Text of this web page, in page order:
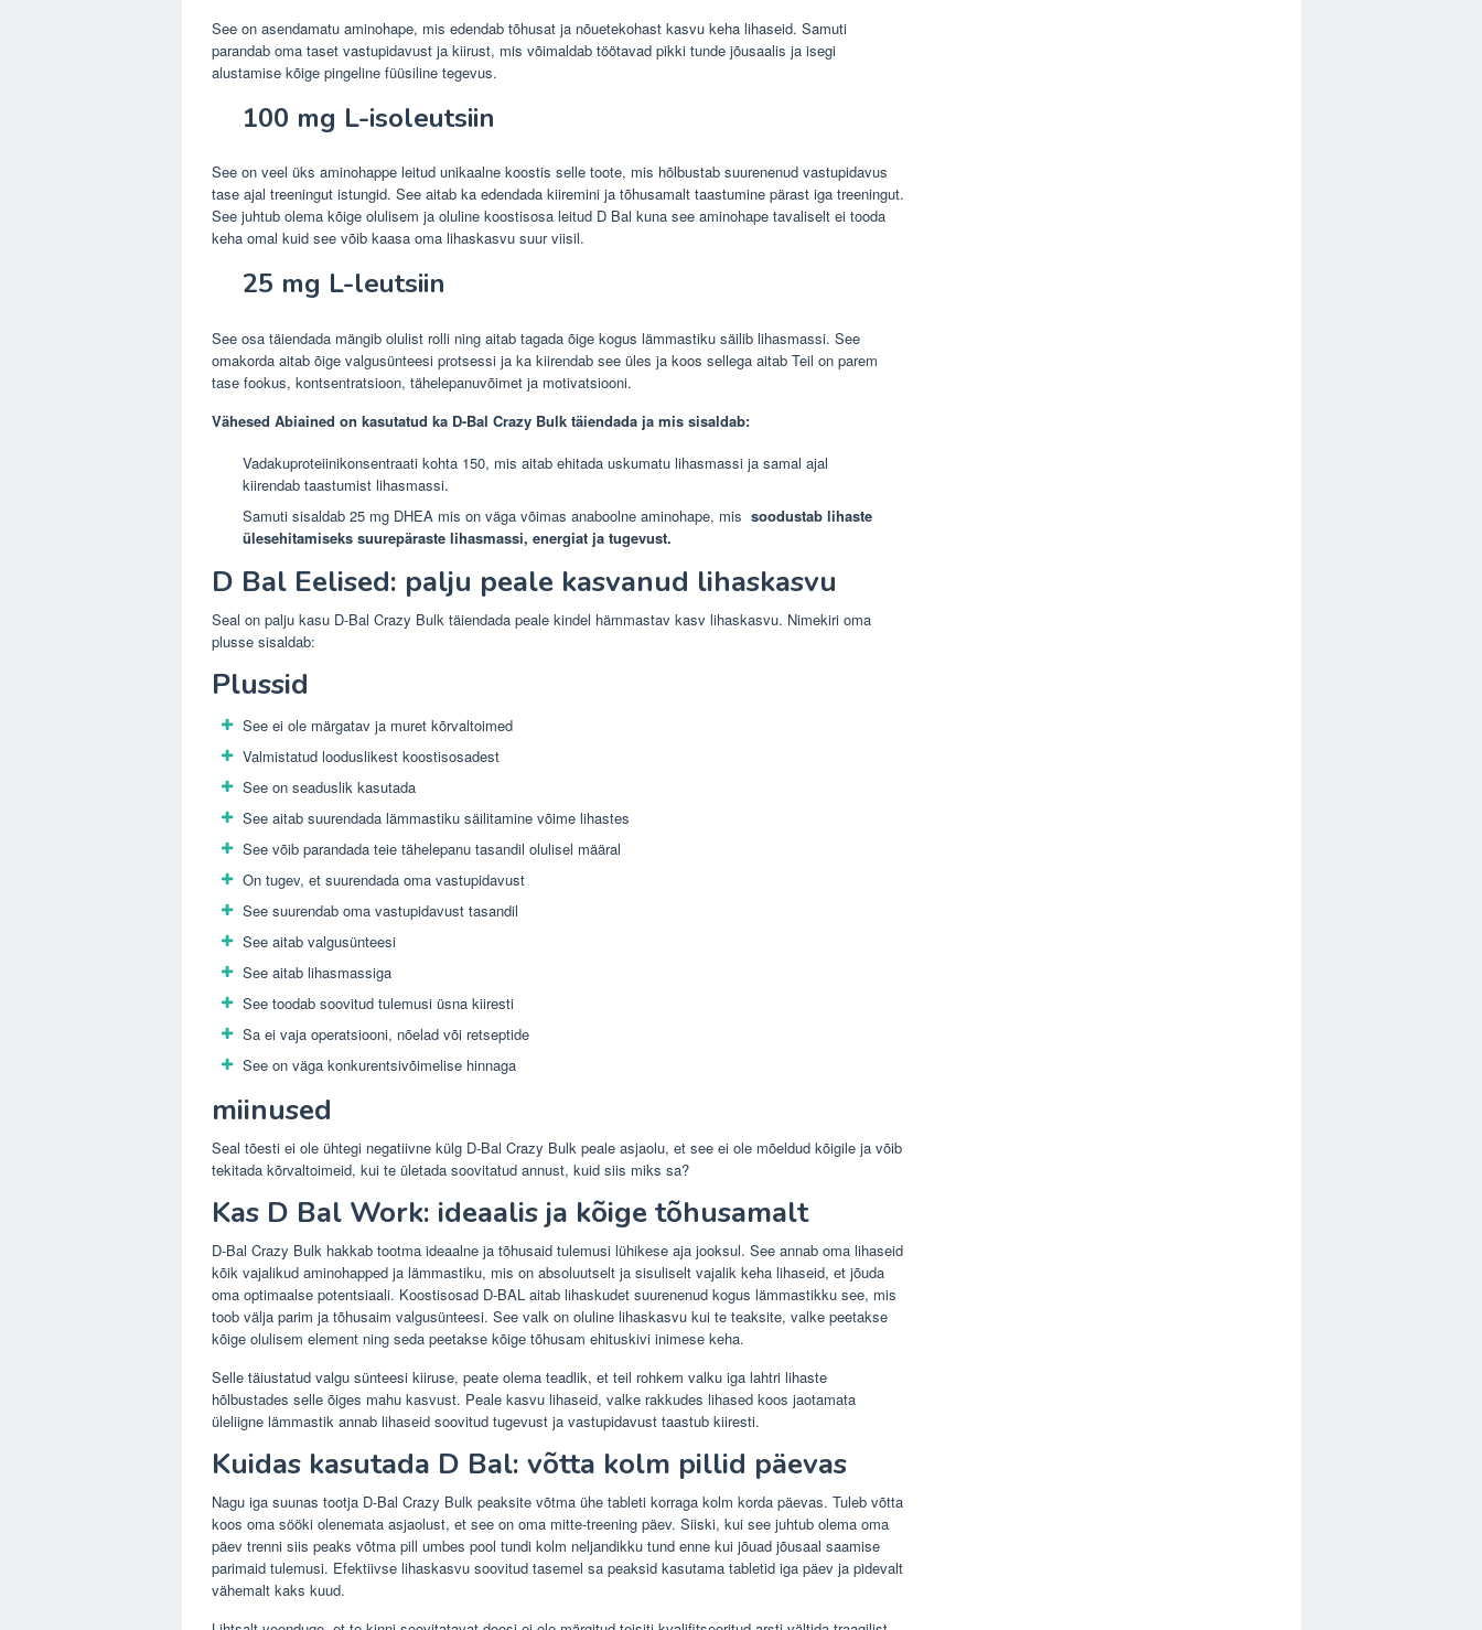
See on asendamatu aminohape, mis edendab tõhusat ja nõuetekohast kasvu keha lihaseid. Samuti
parandab oma taset vastupidavust ja kiirust, mis võimaldab töötavad pikki tunde jõusaalis ja isegi
alustamise kõige pingeline füüsiline tegevus.
100 mg L-isoleutsiin
See on veel üks aminohappe leitud unikaalne koostis selle toote, mis hõlbustab suurenenud vastupidavus
tase ajal treeningut istungid. See aitab ka edendada kiiremini ja tõhusamalt taastumine pärast iga treeningut.
See juhtub olema kõige olulisem ja oluline koostisosa leitud D Bal kuna see aminohape tavaliselt ei tooda
keha omal kuid see võib kaasa oma lihaskasvu suur viisil.
25 mg L-leutsiin
See osa täiendada mängib olulist rolli ning aitab tagada õige kogus lämmastiku säilib lihasmassi. See
omakorda aitab õige valgusünteesi protsessi ja ka kiirendab see üles ja koos sellega aitab Teil on parem
tase fookus, kontsentratsioon, tähelepanuvõimet ja motivatsiooni.
Vähesed Abiained on kasutatud ka D-Bal Crazy Bulk täiendada ja mis sisaldab:
Vadakuproteiinikonsentraati kohta 150, mis aitab ehitada uskumatu lihasmassi ja samal ajal
kiirendab taastumist lihasmassi.
Samuti sisaldab 25 mg DHEA mis on väga võimas anaboolne aminohape, mis soodustab lihaste
ülesehitamiseks suurepäraste lihasmassi, energiat ja tugevust.
D Bal Eelised: palju peale kasvanud lihaskasvu
Seal on palju kasu D-Bal Crazy Bulk täiendada peale kindel hämmastav kasv lihaskasvu. Nimekiri oma
plusse sisaldab:
Plussid
See ei ole märgatav ja muret kõrvaltoimed
Valmistatud looduslikest koostisosadest
See on seaduslik kasutada
See aitab suurendada lämmastiku säilitamine võime lihastes
See võib parandada teie tähelepanu tasandil olulisel määral
On tugev, et suurendada oma vastupidavust
See suurendab oma vastupidavust tasandil
See aitab valgusünteesi
See aitab lihasmassiga
See toodab soovitud tulemusi üsna kiiresti
Sa ei vaja operatsiooni, nõelad või retseptide
See on väga konkurentsivõimelise hinnaga
miinused
Seal tõesti ei ole ühtegi negatiivne külg D-Bal Crazy Bulk peale asjaolu, et see ei ole mõeldud kõigile ja võib
tekitada kõrvaltoimeid, kui te ületada soovitatud annust, kuid siis miks sa?
Kas D Bal Work: ideaalis ja kõige tõhusamalt
D-Bal Crazy Bulk hakkab tootma ideaalne ja tõhusaid tulemusi lühikese aja jooksul. See annab oma lihaseid
kõik vajalikud aminohapped ja lämmastiku, mis on absoluutselt ja sisuliselt vajalik keha lihaseid, et jõuda
oma optimaalse potentsiaali. Koostisosad D-BAL aitab lihaskudet suurenenud kogus lämmastikku see, mis
toob välja parim ja tõhusaim valgusünteesi. See valk on oluline lihaskasvu kui te teaksite, valke peetakse
kõige olulisem element ning seda peetakse kõige tõhusam ehituskivi inimese keha.
Selle täiustatud valgu sünteesi kiiruse, peate olema teadlik, et teil rohkem valku iga lahtri lihaste
hõlbustades selle õiges mahu kasvust. Peale kasvu lihaseid, valke rakkudes lihased koos jaotamata
üleliigne lämmastik annab lihaseid soovitud tugevust ja vastupidavust taastub kiiresti.
Kuidas kasutada D Bal: võtta kolm pillid päevas
Nagu iga suunas tootja D-Bal Crazy Bulk peaksite võtma ühe tableti korraga kolm korda päevas. Tuleb võtta
koos oma sööki olenemata asjaolust, et see on oma mitte-treening päev. Siiski, kui see juhtub olema oma
päev trenni siis peaks võtma pill umbes pool tundi kolm neljandikku tund enne kui jõuad jõusaal saamise
parimaid tulemusi. Efektiivse lihaskasvu soovitud tasemel sa peaksid kasutama tabletid iga päev ja pidevalt
vähemalt kaks kuud.